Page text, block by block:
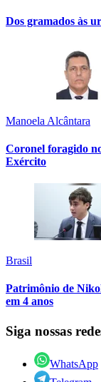
Dos gramados às
Manoela Alcântara
Coronel foragido
Exército
Brasil
Patrimônio de
em 4 anos
Siga nossas
WhatsApp